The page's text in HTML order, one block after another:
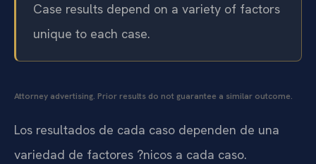
Case results depend on a variety of factors
unique to each case.
Attorney advertising. Prior results do not guarantee a similar outcome.
Los resultados de cada caso dependen de una
variedad de factores ?nicos a cada caso.